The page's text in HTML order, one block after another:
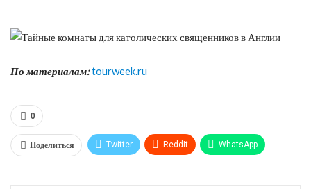
По материалам:tourweek.ru
0
Поделиться Twitter ReddIt WhatsApp